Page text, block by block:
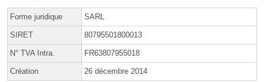
Forme juridique SARL
SIRET 80795501800013
N° TVA Intra. FR63807955018
Création 26 décembre 2014